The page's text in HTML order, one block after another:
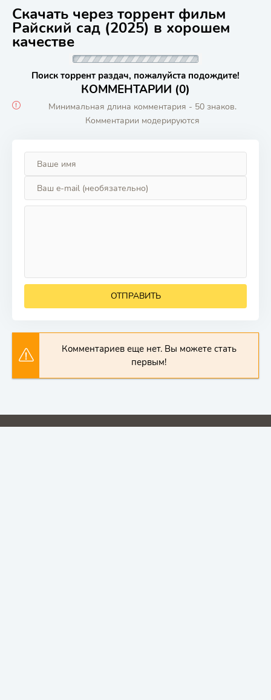
Скачать через торрент фильм
Райский сад (2025) в хорошем
качестве
Поиск торрент раздач, пожалуйста подождите!
КОММЕНТАРИИ (0)
Минимальная длина комментария - 50 знаков.
Комментарии модерируются
ОТПРАВИТЬ
Комментариев еще нет. Вы можете стать
первым!